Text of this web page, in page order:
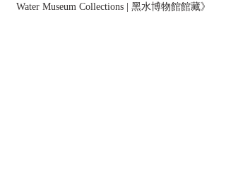
Water Museum Collections | 黑水博物館館藏》